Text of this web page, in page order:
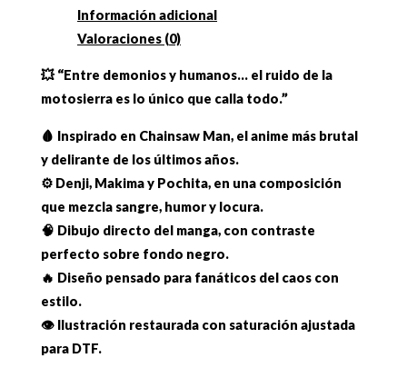
Información adicional
Valoraciones (0)
💥 “Entre demonios y humanos… el ruido de la
motosierra es lo único que calla todo.”
🩸 Inspirado en Chainsaw Man, el anime más brutal
y delirante de los últimos años.
⚙️ Denji, Makima y Pochita, en una composición
que mezcla sangre, humor y locura.
🧠 Dibujo directo del manga, con contraste
perfecto sobre fondo negro.
🔥 Diseño pensado para fanáticos del caos con
estilo.
👁️ Ilustración restaurada con saturación ajustada
para DTF.